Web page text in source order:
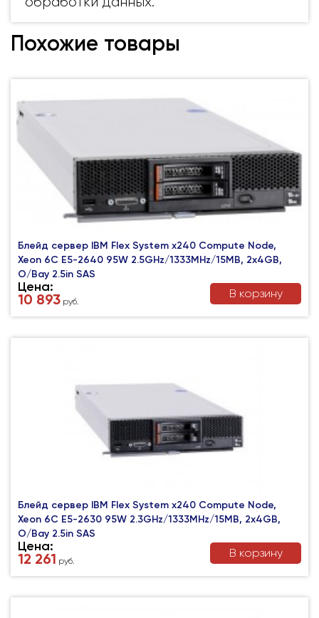
Похожие товары
Блейд сервер IBM Flex System x240 Compute Node,
Xeon 6C E5-2640 95W 2.5GHz/1333MHz/15MB, 2x4GB,
O/Bay 2.5in SAS
Цена:
10 893 руб.
В корзину
Блейд сервер IBM Flex System x240 Compute Node,
Xeon 6C E5-2630 95W 2.3GHz/1333MHz/15MB, 2x4GB,
O/Bay 2.5in SAS
Цена:
12 261 руб.
В корзину